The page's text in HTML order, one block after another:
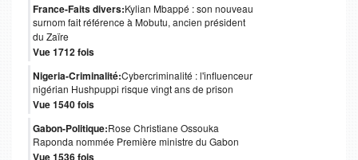
France-Faits divers:Kylian Mbappé : son nouveau
surnom fait référence à Mobutu, ancien président
du Zaïre
Vue 1712 fois
Nigeria-Criminalité:Cybercriminalité : l'influenceur
nigérian Hushpuppi risque vingt ans de prison
Vue 1540 fois
Gabon-Politique:Rose Christiane Ossouka
Raponda nommée Première ministre du Gabon
Vue 1536 fois